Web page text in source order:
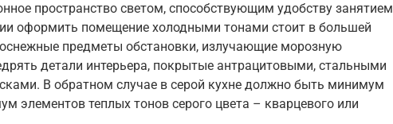
пространство светом, способствующим удобству занятием
оформить помещение холодными тонами стоит в большей
предметы обстановки, излучающие морозную
детали интерьера, покрытые антрацитовыми, стальными
В обратном случае в серой кухне должно быть минимум
элементов теплых тонов серого цвета – кварцевого или